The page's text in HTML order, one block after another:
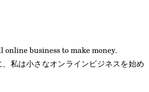
online business to make money.
私は小さなオンラインビジネスを始め